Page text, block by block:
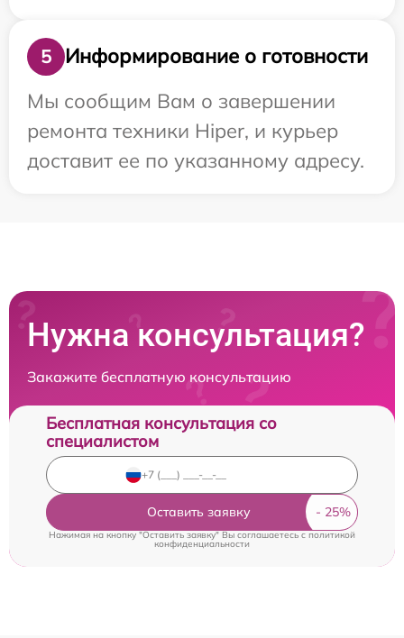
5
Информирование о готовности
Мы сообщим Вам о завершении
ремонта техники Hiper, и курьер
доставит ее по указанному адресу.
Нужна консультация?
Закажите бесплатную консультацию
Бесплатная консультация со
специалистом
Оставить заявку
Нажимая на кнопку "Оставить заявку" Вы соглашаетесь cполитикой
конфиденциальности